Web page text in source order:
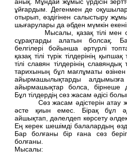
анық. Мұндай жұмыс үрдісін
ұйғардым. Дегенмен де оқушылар
отырып, өздігінен салыстыру
шығарулары да әбден мүмкін
Мысалы, қазақ тілі мен
сұрақтарды алатын болсақ.
белгілері бойынша әртүрлі
қазақ тілі түрік тілдерінің
тілі славян тілдерінің
тарихының бұл мағлұматы өзінен
айырмашылықтарды
айырмашықтар болса, бірнеше
Бұл тілдердің сөз жасам әдісі
Сөз жасам әдістерін атау
әсте қиын емес. Бірақ бұл
айшықтап, дәлелдеп көрсету
Ең керек шешімді балалардың
Бар болғаны бір ғана сөз
болғаны.
Мысалы: